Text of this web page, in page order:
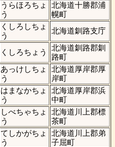
うらほろちょ
う
北海道十勝郡浦
幌町
くしろしちょ
う
北海道釧路支庁
くしろちょう
北海道釧路郡釧
路町
あっけしちょ
う
北海道厚岸郡厚
岸町
はまなかちょ
う
北海道厚岸郡浜
中町
しべちゃちょ
う
北海道川上郡標
茶町
てしかがちょ
う
北海道川上郡弟
子屈町